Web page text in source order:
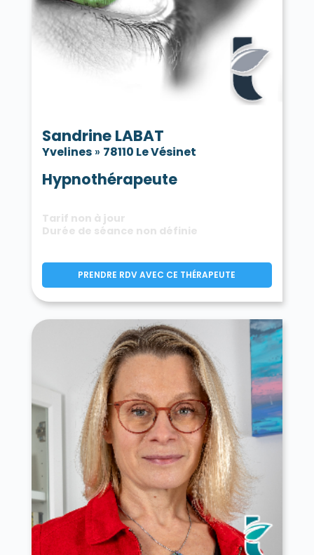
Sandrine LABAT
Yvelines» 78110 Le Vésinet
Hypnothérapeute
Tarif non à jour
Durée de séance non définie
PRENDRE RDV AVEC CE THÉRAPEUTE